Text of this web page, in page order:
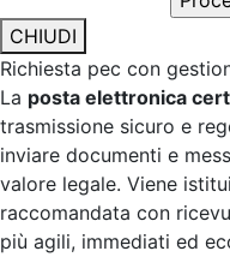
CHIUDI
Richiesta pec con
La posta elettronica
trasmissione sicuro e
inviare documenti e
valore legale. Viene
raccomandata con
più agili, immediati ed